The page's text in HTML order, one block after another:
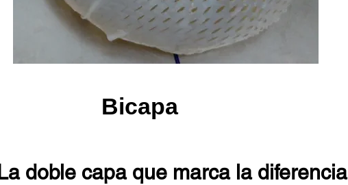
Bicapa
La doble capa que marca la diferencia